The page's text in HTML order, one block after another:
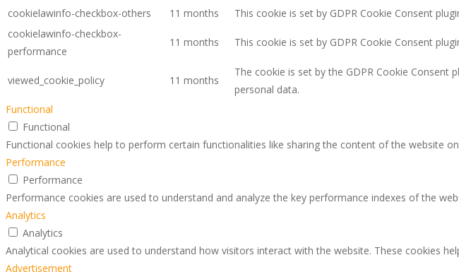
cookielawinfo-checkbox-others 11 months
This cookie is set by GDPR Cookie Consent
cookielawinfo-checkbox-
performance
11 months This cookie is set by GDPR Cookie Consent
viewed_cookie_policy 11 months
The cookie is set by the GDPR Cookie
personal data.
Functional
Functional
Functional cookies help to perform certain functionalities like sharing the content of the website
Performance
Performance
Performance cookies are used to understand and analyze the key performance indexes of the
Analytics
Analytics
Analytical cookies are used to understand how visitors interact with the website. These cookies
Advertisement